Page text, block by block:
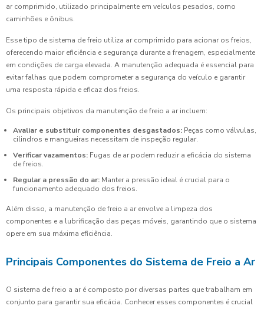
ar comprimido, utilizado principalmente em veículos pesados, como
caminhões e ônibus.
Esse tipo de sistema de freio utiliza ar comprimido para acionar os freios,
oferecendo maior eficiência e segurança durante a frenagem, especialmente
em condições de carga elevada. A manutenção adequada é essencial para
evitar falhas que podem comprometer a segurança do veículo e garantir
uma resposta rápida e eficaz dos freios.
Os principais objetivos da manutenção de freio a ar incluem:
Avaliar e substituir componentes desgastados: Peças como válvulas,
cilindros e mangueiras necessitam de inspeção regular.
Verificar vazamentos: Fugas de ar podem reduzir a eficácia do sistema
de freios.
Regular a pressão do ar: Manter a pressão ideal é crucial para o
funcionamento adequado dos freios.
Além disso, a manutenção de freio a ar envolve a limpeza dos
componentes e a lubrificação das peças móveis, garantindo que o sistema
opere em sua máxima eficiência.
Principais Componentes do Sistema de Freio a Ar
O sistema de freio a ar é composto por diversas partes que trabalham em
conjunto para garantir sua eficácia. Conhecer esses componentes é crucial